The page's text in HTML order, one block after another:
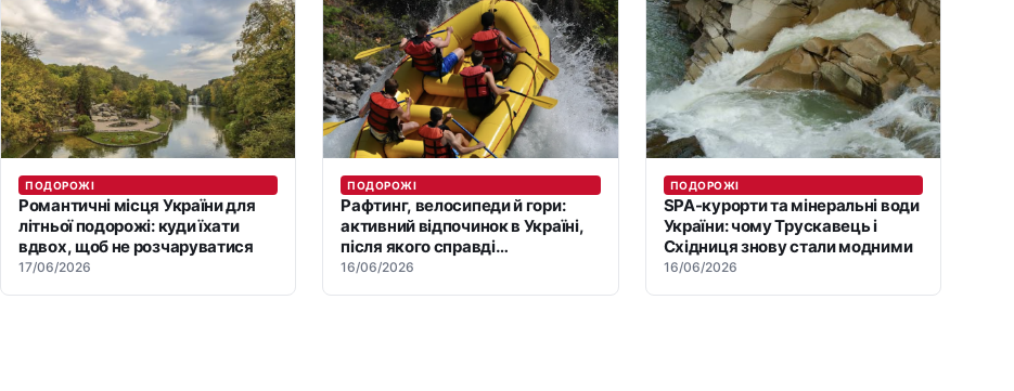
ПОДОРОЖІ
Романтичні місця України для
літньої подорожі: куди їхати
вдвох, щоб не розчаруватися
17/06/2026
ПОДОРОЖІ
Рафтинг, велосипеди й гори:
активний відпочинок в Україні,
після якого справді
перезавантажуєшся
16/06/2026
ПОДОРОЖІ
SPA-курорти та мінеральні води
України: чому Трускавець і
Східниця знову стали модними
16/06/2026